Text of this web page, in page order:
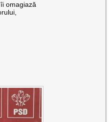
omagiază